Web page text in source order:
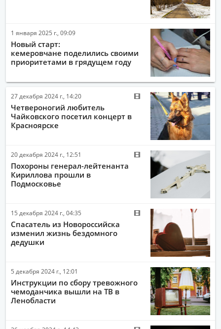
1 января 2025 г., 09:09
Новый старт:
кемеровчане поделились своими
приоритетами в грядущем году
27 декабря 2024 г., 14:20
Четвероногий любитель
Чайковского посетил концерт в
Красноярске
20 декабря 2024 г., 12:51
Похороны генерал-лейтенанта
Кириллова прошли в
Подмосковье
15 декабря 2024 г., 04:35
Спасатель из Новороссийска
изменил жизнь бездомного
дедушки
5 декабря 2024 г., 12:01
Инструкции по сбору тревожного
чемоданчика вышли на ТВ в
Ленобласти